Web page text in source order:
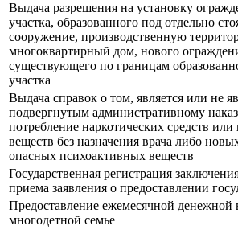
Выдача разрешения на установку
участка, образованного под отдельно
сооружение, производственную
многоквартирный дом, нового
существующего по границам
участка
Выдача справок о том, является или не
подвергнутым административному
потребление наркотических средств
веществ без назначения врача либо
опасных психоактивных веществ
Государственная регистрация
приема заявления о предоставлении
Предоставление ежемесячной денежной
многодетной семье